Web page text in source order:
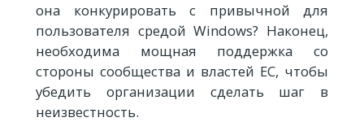
она конкурировать с привычной для
пользователя средой Windows? Наконец,
необходима мощная поддержка со
стороны сообщества и властей ЕС, чтобы
убедить организации сделать шаг в
неизвестность.